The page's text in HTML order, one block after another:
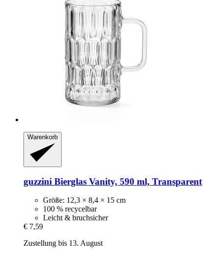
Warenkorb
guzzini Bierglas Vanity, 590 ml, Transparent
Größe: 12,3 × 8,4 × 15 cm
100 % recycelbar
Leicht & bruchsicher
€ 7,59
Zustellung bis 13. August